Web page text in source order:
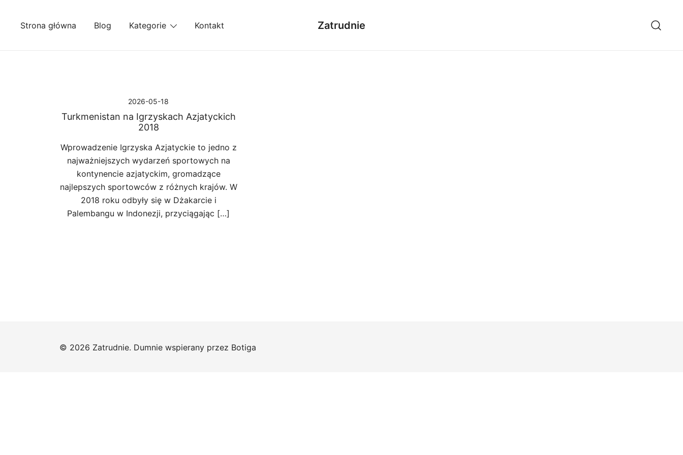
Strona główna Blog Kategorie Kontakt Zatrudnie
2026-05-18
Turkmenistan na Igrzyskach Azjatyckich
2018
Wprowadzenie Igrzyska Azjatyckie to jedno z
najważniejszych wydarzeń sportowych na
kontynencie azjatyckim, gromadzące
najlepszych sportowców z różnych krajów. W
2018 roku odbyły się w Dżakarcie i
Palembangu w Indonezji, przyciągając […]
© 2026 Zatrudnie. Dumnie wspierany przez Botiga